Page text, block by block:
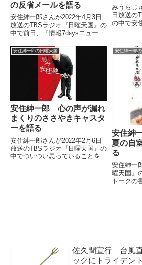
の反省メールを語る
安住紳一郎さんが2022年4月3日
放送のTBSラジオ『日曜天国』の
中で前日、『情報7daysニュース
幸喜さんから届いた反省メールに
ついて話していました。
みうらじ
日放送の
の中で安
らじゅん
す。62歳
いは「ワ
安住紳一郎の日曜天国
安住紳一郎 心の声が漏れ
まくりのささやきキャスタ
ーを語る
安住紳一郎さんが2022年2月6日
放送のTBSラジオ『日曜天国』の
中でついつい思っていることをぶ
安住紳一郎
安住紳
夏の自
る
安住紳一
曜天国』
トークの
佐久間宣行 台風
ックにトライデン